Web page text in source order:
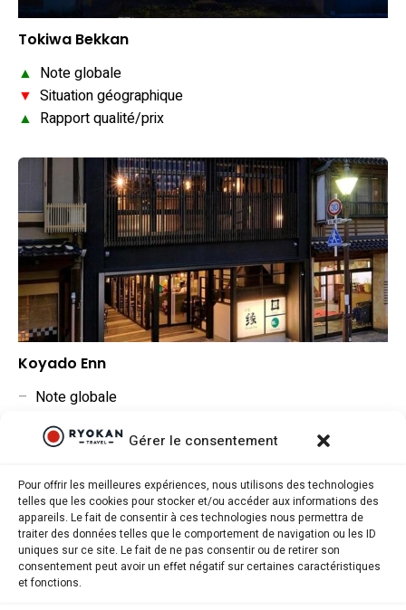
Gérer le consentement
Pour offrir les meilleures expériences, nous utilisons des technologies
telles que les cookies pour stocker et/ou accéder aux informations des
appareils. Le fait de consentir à ces technologies nous permettra de
traiter des données telles que le comportement de navigation ou les ID
uniques sur ce site. Le fait de ne pas consentir ou de retirer son
consentement peut avoir un effet négatif sur certaines caractéristiques
et fonctions.
Tokiwa Bekkan
▲ Note globale
▼ Situation géographique
▲ Rapport qualité/prix
Koyado Enn
– Note globale
Rapport qualité/prix
Ryokantravel.fr © Copyright 2025. Tous droits réservés.